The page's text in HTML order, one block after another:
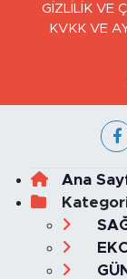
GİZLİLİK VE
KVKK VE
Ana